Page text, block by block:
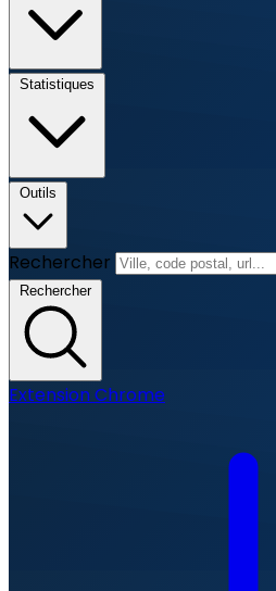
Statistiques
Outils
Rechercher
Rechercher
Extension Chrome